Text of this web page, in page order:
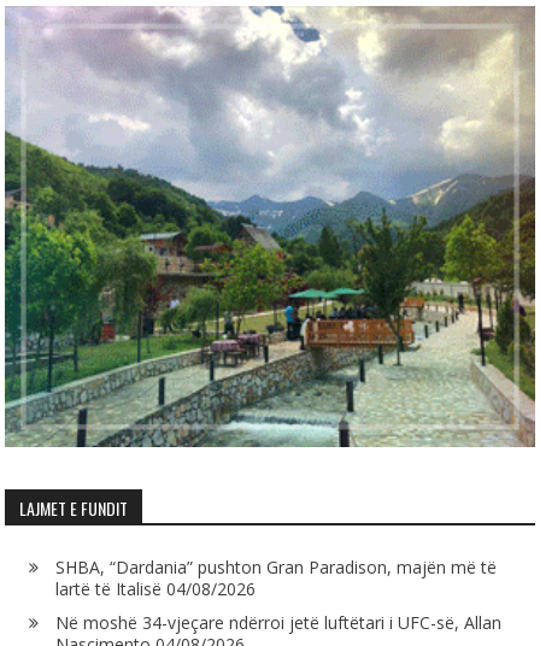
LAJMET E FUNDIT
SHBA, “Dardania” pushton Gran Paradison, majën më të
lartë të Italisë 04/08/2026
Në moshë 34-vjeçare ndërroi jetë luftëtari i UFC-së, Allan